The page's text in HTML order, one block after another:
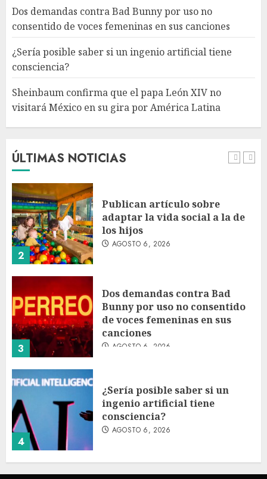
Dos demandas contra Bad Bunny por uso no
consentido de voces femeninas en sus canciones
¿Sería posible saber si un ingenio artificial tiene
consciencia?
Sheinbaum confirma que el papa León XIV no
visitará México en su gira por América Latina
ÚLTIMAS NOTICIAS
5
Sheinbaum confirma que el
papa León XIV no visitará
México en su gira por América
Latina
1
Bacterias en el semen también
AGOSTO 6, 2026
2
Publican artículo sobre
adaptar la vida social a la de
los hijos
AGOSTO 6, 2026
3
Dos demandas contra Bad
Bunny por uso no consentido
de voces femeninas en sus
canciones
AGOSTO 6, 2026
4
¿Sería posible saber si un
ingenio artificial tiene
consciencia?
AGOSTO 6, 2026